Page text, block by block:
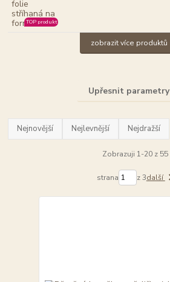
TOP produkt
zobrazit více produktů
Upřesnit parametry
Nejnovější Nejlevnější Nejdražší
Zobrazuji 1-20 z 55
strana z 3další